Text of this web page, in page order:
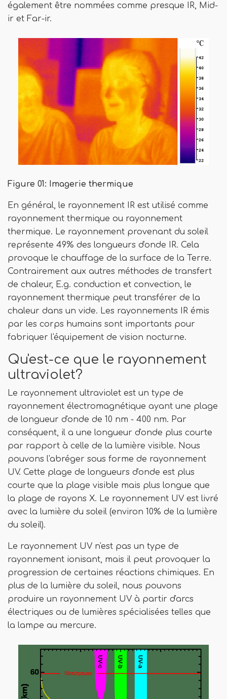
également être nommées comme presque IR, Mid-
ir et Far-ir.
Figure 01: Imagerie thermique
En général, le rayonnement IR est utilisé comme
rayonnement thermique ou rayonnement
thermique. Le rayonnement provenant du soleil
représente 49% des longueurs d'onde IR. Cela
provoque le chauffage de la surface de la Terre.
Contrairement aux autres méthodes de transfert
de chaleur, E.g. conduction et convection, le
rayonnement thermique peut transférer de la
chaleur dans un vide. Les rayonnements IR émis
par les corps humains sont importants pour
fabriquer l'équipement de vision nocturne.
Qu'est-ce que le rayonnement
ultraviolet?
Le rayonnement ultraviolet est un type de
rayonnement électromagnétique ayant une plage
de longueur d'onde de 10 nm - 400 nm. Par
conséquent, il a une longueur d'onde plus courte
par rapport à celle de la lumière visible. Nous
pouvons l'abréger sous forme de rayonnement
UV. Cette plage de longueurs d'onde est plus
courte que la plage visible mais plus longue que
la plage de rayons X. Le rayonnement UV est livré
avec la lumière du soleil (environ 10% de la lumière
du soleil).
Le rayonnement UV n'est pas un type de
rayonnement ionisant, mais il peut provoquer la
progression de certaines réactions chimiques. En
plus de la lumière du soleil, nous pouvons
produire un rayonnement UV à partir d'arcs
électriques ou de lumières spécialisées telles que
la lampe au mercure.